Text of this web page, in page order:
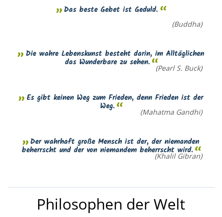
Das beste Gebet ist Geduld.
(Buddha)
Die wahre Lebenskunst besteht darin, im Alltäglichen
das Wunderbare zu sehen. (Pearl S. Buck)
Es gibt keinen Weg zum Frieden, denn Frieden ist der
Weg. (Mahatma Gandhi)
Der wahrhaft große Mensch ist der, der niemanden
beherrscht und der von niemandem beherrscht wird.
(Khalil Gibran)
Philosophen der Welt